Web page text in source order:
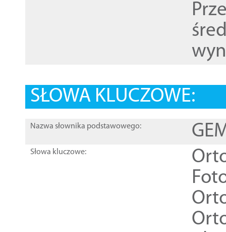
SŁOWA KLUCZOWE:
Nazwa słownika podstawowego:
Słowa kluczowe: